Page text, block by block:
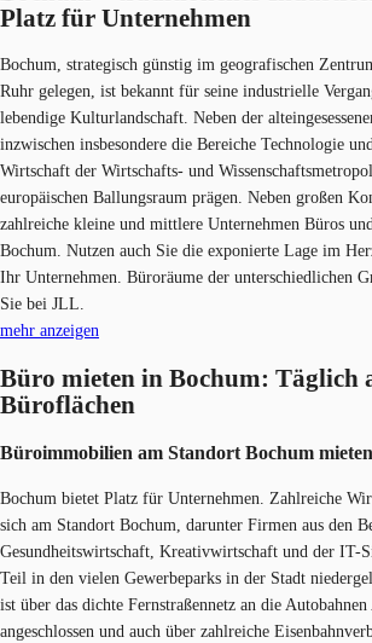
Platz für Unternehmen
Bochum, strategisch günstig im geografischen
Ruhr gelegen, ist bekannt für seine industrielle
lebendige Kulturlandschaft. Neben der
inzwischen insbesondere die Bereiche Technologie
Wirtschaft der Wirtschafts- und
europäischen Ballungsraum prägen. Neben großen
zahlreiche kleine und mittlere Unternehmen Büros
Bochum. Nutzen auch Sie die exponierte Lage im
Ihr Unternehmen. Büroräume der unterschiedlichen
Sie bei JLL.
mehr anzeigen
Büro mieten in Bochum: Täglich
Büroflächen
Büroimmobilien am Standort Bochum mieten
Bochum bietet Platz für Unternehmen. Zahlreiche
sich am Standort Bochum, darunter Firmen aus den
Gesundheitswirtschaft, Kreativwirtschaft und der IT-
Teil in den vielen Gewerbeparks in der Stadt
ist über das dichte Fernstraßennetz an die
angeschlossen und auch über zahlreiche